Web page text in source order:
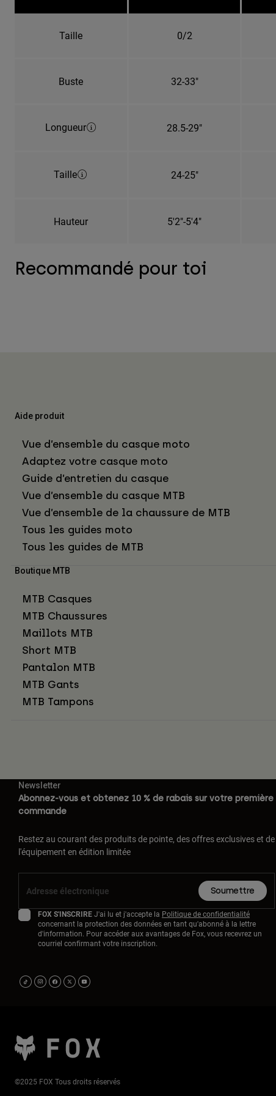
Taille 0/2
Buste 32-33"
Longueur 28.5-29"
Taille 24-25"
Hauteur 5'2"-5'4"
Recommandé pour toi
Aide produit
Vue d’ensemble du casque moto
Adaptez votre casque moto
Guide d’entretien du casque
Vue d’ensemble du casque MTB
Vue d’ensemble de la chaussure de MTB
Tous les guides moto
Tous les guides de MTB
Boutique MTB
MTB Casques
MTB Chaussures
Maillots MTB
Short MTB
Pantalon MTB
MTB Gants
MTB Tampons
Newsletter
Abonnez-vous et obtenez 10 % de rabais sur votre première
commande
Restez au courant des produits de pointe, des offres exclusives et de
l'équipement en édition limitée
Soumettre
FOX S'INSCRIREJ'ai lu et j'accepte la Politique de confidentialité
concernant la protection des données en tant qu'abonné à la lettre
d'information. Pour accéder aux avantages de Fox, vous recevrez un
courriel confirmant votre inscription.
©2025 FOX Tous droits réservés